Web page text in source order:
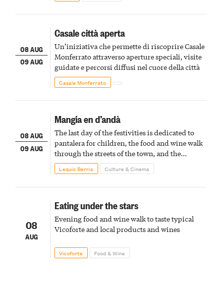
08 AUG
09 AUG
Casale città aperta
Un’iniziativa che permette di riscoprire Casale
Monferrato attraverso aperture speciali, visite
guidate e percorsi diffusi nel cuore della città
Casale Monferrato
08 AUG
09 AUG
Mangia en d’andà
The last day of the festivities is dedicated to
pantalera for children, the food and wine walk
through the streets of the town, and the
fireworks finale
Lequio Berria Culture & Cinema
08
AUG
Eating under the stars
Evening food and wine walk to taste typical
Vicoforte and local products and wines
Vicoforte Food & Wine